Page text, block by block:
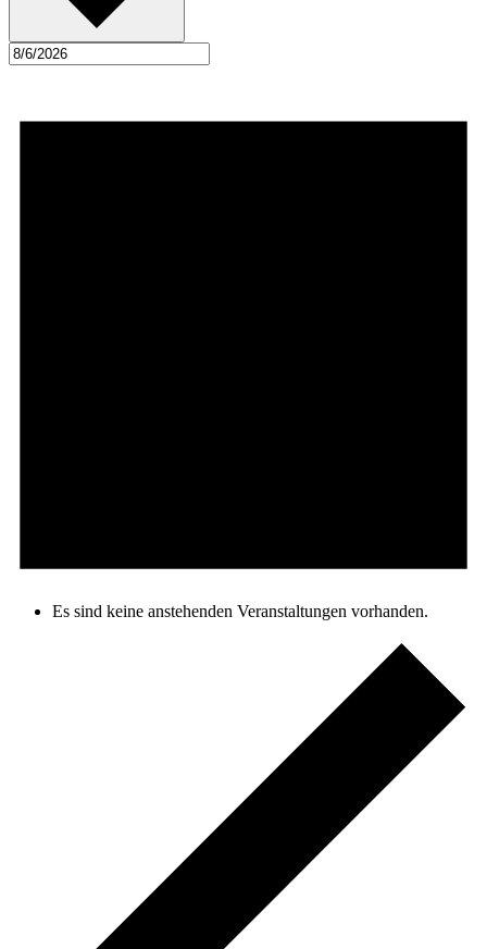
Es sind keine anstehenden Veranstaltungen vorhanden.